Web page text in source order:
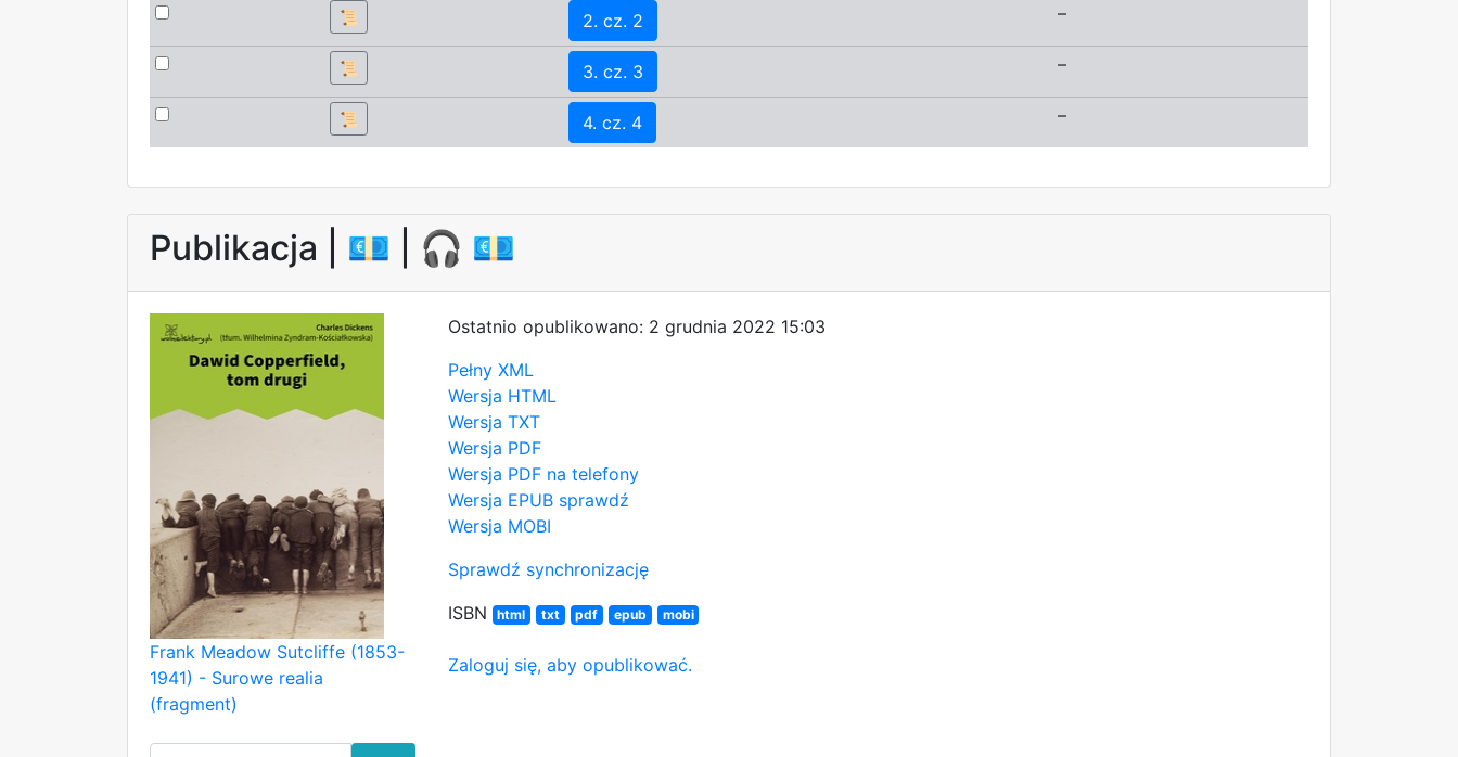
📜 2. cz. 2 –
📜 3. cz. 3 –
📜 4. cz. 4 –
Publikacja | 💶 | 🎧 💶
Frank Meadow Sutcliffe (1853-
1941) - Surowe realia
(fragment)
Ostatnio opublikowano: 2 grudnia 2022 15:03
Pełny XML
Wersja HTML
Wersja TXT
Wersja PDF
Wersja PDF na telefony
Wersja EPUB sprawdź
Wersja MOBI
Sprawdź synchronizację
ISBN
html txt pdf epub mobi
Zaloguj się, aby opublikować.